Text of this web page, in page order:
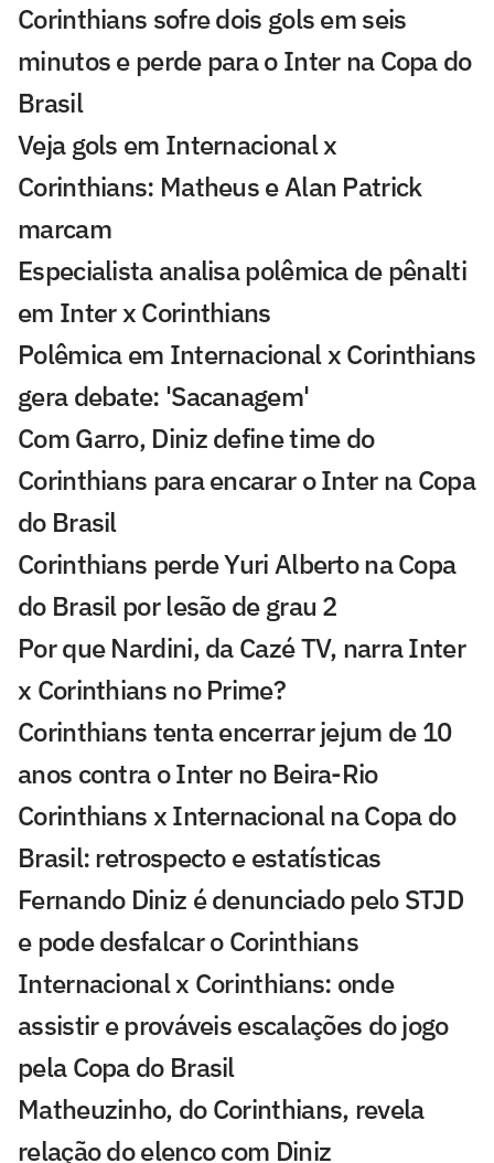
Corinthians sofre dois gols em seis
minutos e perde para o Inter na Copa do
Brasil
Veja gols em Internacional x
Corinthians: Matheus e Alan Patrick
marcam
Especialista analisa polêmica de pênalti
em Inter x Corinthians
Polêmica em Internacional x Corinthians
gera debate: 'Sacanagem'
Com Garro, Diniz define time do
Corinthians para encarar o Inter na Copa
do Brasil
Corinthians perde Yuri Alberto na Copa
do Brasil por lesão de grau 2
Por que Nardini, da Cazé TV, narra Inter
x Corinthians no Prime?
Corinthians tenta encerrar jejum de 10
anos contra o Inter no Beira-Rio
Corinthians x Internacional na Copa do
Brasil: retrospecto e estatísticas
Fernando Diniz é denunciado pelo STJD
e pode desfalcar o Corinthians
Internacional x Corinthians: onde
assistir e prováveis escalações do jogo
pela Copa do Brasil
Matheuzinho, do Corinthians, revela
relação do elenco com Diniz